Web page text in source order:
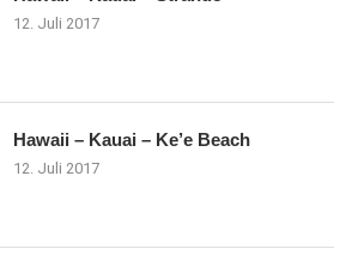
12. Juli 2017
Hawaii – Kauai – Ke’e Beach
12. Juli 2017